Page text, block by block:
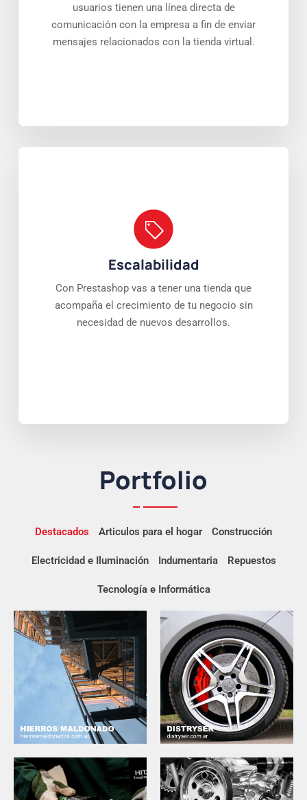
usuarios tienen una línea directa de
comunicación con la empresa a fin de enviar
mensajes relacionados con la tienda virtual.
Escalabilidad
Con Prestashop vas a tener una tienda que
acompaña el crecimiento de tu negocio sin
necesidad de nuevos desarrollos.
Portfolio
Destacados Articulos para el hogar Construcción
Electricidad e Iluminación Indumentaria Repuestos
Tecnología e Informática